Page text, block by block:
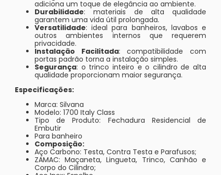
adiciona um toque de elegância ao ambiente.
Durabilidade: materiais de alta qualidade
garantem uma vida útil prolongada.
Versatilidade: ideal para banheiros, lavabos e
outros ambientes internos que requerem
privacidade.
Instalação Facilitada: compatibilidade com
portas padrão torna a instalação simples.
Segurança: o trinco inteiro e o cilindro de alta
qualidade proporcionam maior segurança.
Especificações:
Marca: Silvana
Modelo: 1700 Italy Class
Tipo de Produto: Fechadura Residencial de
Embutir
Para banheiro
Composição:
Aço Carbono: Testa, Contra Testa e Parafusos;
ZAMAC: Maçaneta, Lingueta, Trinco, Canhão e
Corpo do Cilindro;